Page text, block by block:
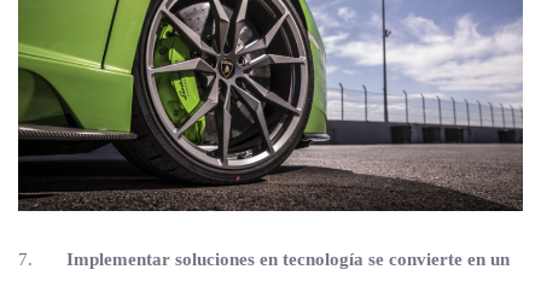
7. Implementar soluciones en tecnología se convierte en un